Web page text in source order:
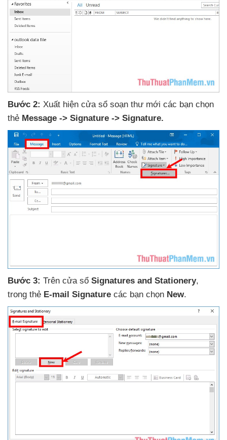
Bước 2: Xuất hiện cửa sổ soạn thư mới các bạn chọn
thẻ Message -> Signature -> Signature.
Bước 3: Trên cửa sổ Signatures and Stationery,
trong thẻ E-mail Signature các bạn chọn New.